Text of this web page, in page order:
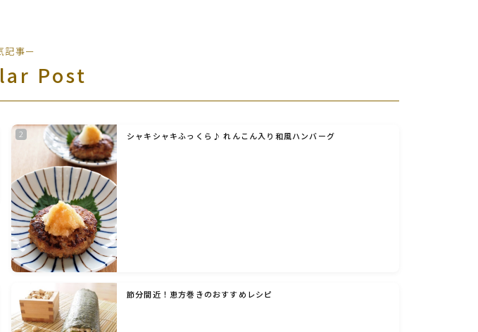
ン・いんげん・そ
アボカド・青梗菜・
う・かぶ・大根・れ
・里芋・山芋)
記事ー
Post
シャキシャキふっくら♪ れんこん入り和風ハンバーグ
節分間近！恵方巻きのおすすめレシピ